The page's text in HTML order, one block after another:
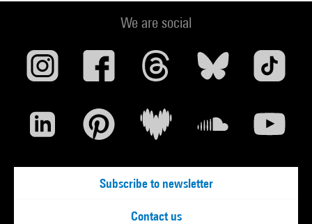
We are social
Subscribe to newsletter
Contact us